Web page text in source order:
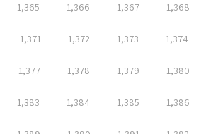
1,365 1,366 1,367 1,368
1,371 1,372 1,373 1,374
1,377 1,378 1,379 1,380
1,383 1,384 1,385 1,386